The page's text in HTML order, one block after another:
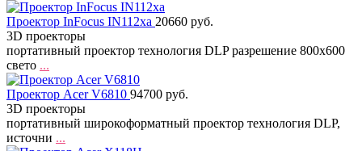
Проектор InFocus IN112xa 20660 руб.
3D проекторы
портативный проектор технология DLP разрешение 800x600
свето ...
Проектор Acer V6810 94700 руб.
3D проекторы
портативный широкоформатный проектор технология DLP,
источни ...